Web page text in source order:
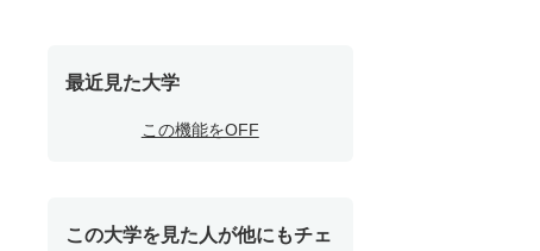
最近見た大学
この機能をOFF
この大学を見た人が他にもチェ